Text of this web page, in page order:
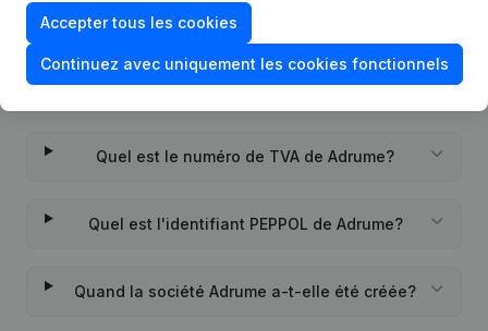
Quel est le numéro de TVA de Adrume?
Quel est l'identifiant PEPPOL de Adrume?
Quand la société Adrume a-t-elle été créée?
Accepter tous les cookies
Continuez avec uniquement les cookies fonctionnels